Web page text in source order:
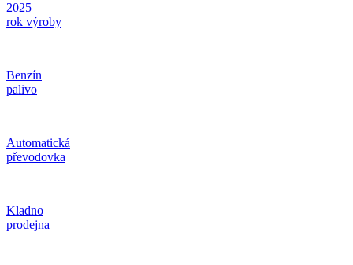
2025
rok výroby
Benzín
palivo
Automatická
převodovka
Kladno
prodejna